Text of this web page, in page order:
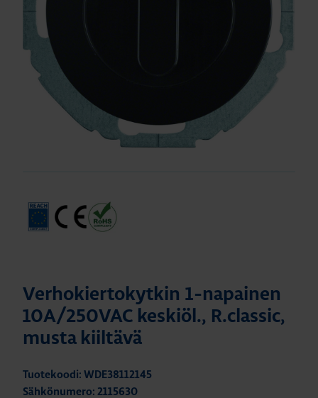
Verhokiertokytkin 1-napainen
10A/250VAC keskiöl., R.classic,
musta kiiltävä
Tuotekoodi: WDE38112145
Sähkönumero: 2115630